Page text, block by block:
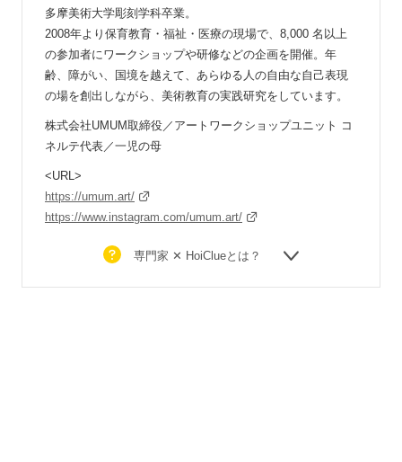
多摩美術大学彫刻学科卒業。
2008年より保育教育・福祉・医療の現場で、8,000 名以上
の参加者にワークショップや研修などの企画を開催。年
齢、障がい、国境を越えて、あらゆる人の自由な自己表現
の場を創出しながら、美術教育の実践研究をしています。
株式会社UMUM取締役／アートワークショップユニット コ
ネルテ代表／一児の母
<URL>
https://umum.art/
https://www.instagram.com/umum.art/
専門家 ✕ HoiClueとは？